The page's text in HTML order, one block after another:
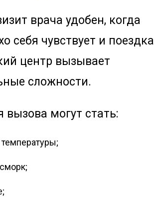
врача удобен, когда
себя чувствует и поездка
центр вызывает
сложности.
могут стать: